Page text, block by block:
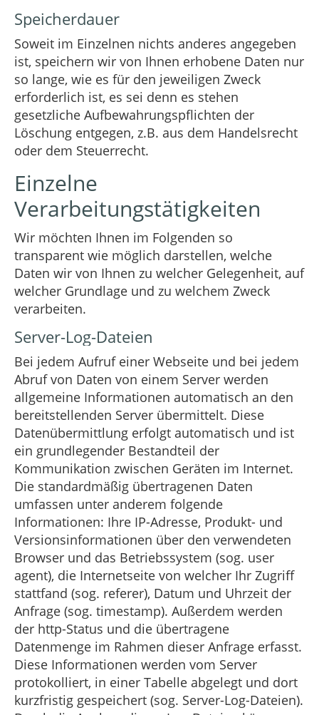
Speicherdauer
Soweit im Einzelnen nichts anderes angegeben
ist, speichern wir von Ihnen erhobene Daten nur
so lange, wie es für den jeweiligen Zweck
erforderlich ist, es sei denn es stehen
gesetzliche Aufbewahrungspflichten der
Löschung entgegen, z.B. aus dem Handelsrecht
oder dem Steuerrecht.
Einzelne
Verarbeitungstätigkeiten
Wir möchten Ihnen im Folgenden so
transparent wie möglich darstellen, welche
Daten wir von Ihnen zu welcher Gelegenheit, auf
welcher Grundlage und zu welchem Zweck
verarbeiten.
Server-Log-Dateien
Bei jedem Aufruf einer Webseite und bei jedem
Abruf von Daten von einem Server werden
allgemeine Informationen automatisch an den
bereitstellenden Server übermittelt. Diese
Datenübermittlung erfolgt automatisch und ist
ein grundlegender Bestandteil der
Kommunikation zwischen Geräten im Internet.
Die standardmäßig übertragenen Daten
umfassen unter anderem folgende
Informationen: Ihre IP-Adresse, Produkt- und
Versionsinformationen über den verwendeten
Browser und das Betriebssystem (sog. user
agent), die Internetseite von welcher Ihr Zugriff
stattfand (sog. referer), Datum und Uhrzeit der
Anfrage (sog. timestamp). Außerdem werden
der http-Status und die übertragene
Datenmenge im Rahmen dieser Anfrage erfasst.
Diese Informationen werden vom Server
protokolliert, in einer Tabelle abgelegt und dort
kurzfristig gespeichert (sog. Server-Log-Dateien).